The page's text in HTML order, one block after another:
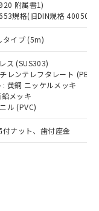
附属書1)
規格(旧DIN規格 40050
タイプ (5m)
ス (SUS303)
レンテレフタレート (PBT)
黄銅 ニッケルメッキ
メッキ
ル (PVC)
ナット、歯付座金
社販売拠
」をご確認
を当社の
。
ト作成サー
は、I-Web
る必要が
で当社にご
いて、当社
値を超える意
り、予定
ド
べてが基
いて有害物
な影響を
門へお問
置等に一切
販売する
の内容を当
た当社は、
関係者が違
場合は、取
況につ
引先、ま
ロン制御
員にご確
庫状況の
機種